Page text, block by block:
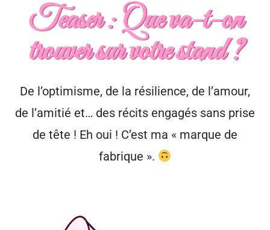
Teaser : Que va-t-on
trouver sur votre stand ?
De l’optimisme, de la résilience, de l’amour,
de l’amitié et… des récits engagés sans prise
de tête ! Eh oui ! C’est ma « marque de
fabrique ».